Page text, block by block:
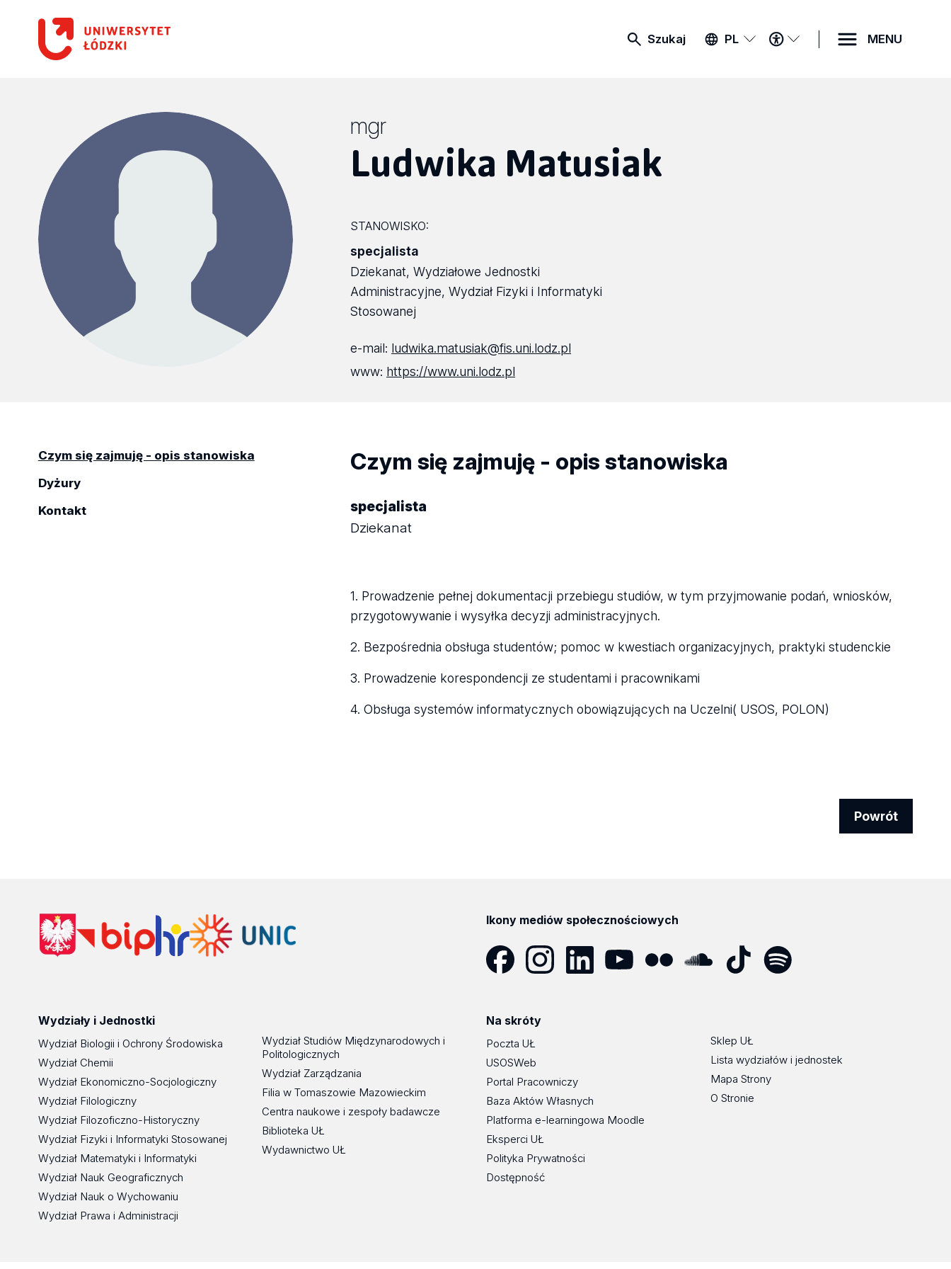
Szukaj PL
MENU
DOSTĘPNOŚCI
MENU
mgr
Ludwika Matusiak
STANOWISKO:
specjalista
Dziekanat, Wydziałowe Jednostki
Administracyjne, Wydział Fizyki i Informatyki
Stosowanej
e-mail: ludwika.matusiak@fis.uni.lodz.pl
www: https://www.uni.lodz.pl
Czym się zajmuję - opis stanowiska
Dyżury
Kontakt
Czym się zajmuję - opis stanowiska
specjalista
Dziekanat
1. Prowadzenie pełnej dokumentacji przebiegu studiów, w tym przyjmowanie podań, wniosków,
przygotowywanie i wysyłka decyzji administracyjnych.
2. Bezpośrednia obsługa studentów; pomoc w kwestiach organizacyjnych, praktyki studenckie
3. Prowadzenie korespondencji ze studentami i pracownikami
4. Obsługa systemów informatycznych obowiązujących na Uczelni( USOS, POLON)
Powrót
Ikony mediów społecznościowych
Wydziały i Jednostki
Wydział Biologii i Ochrony Środowiska
Wydział Chemii
Wydział Ekonomiczno-Socjologiczny
Wydział Filologiczny
Wydział Filozoficzno-Historyczny
Wydział Fizyki i Informatyki Stosowanej
Wydział Matematyki i Informatyki
Wydział Nauk Geograficznych
Wydział Nauk o Wychowaniu
Wydział Prawa i Administracji
Wydział Studiów Międzynarodowych i
Politologicznych
Wydział Zarządzania
Filia w Tomaszowie Mazowieckim
Centra naukowe i zespoły badawcze
Biblioteka UŁ
Wydawnictwo UŁ
Na skróty
Poczta UŁ
USOSWeb
Portal Pracowniczy
Baza Aktów Własnych
Platforma e-learningowa Moodle
Eksperci UŁ
Polityka Prywatności
Dostępność
Sklep UŁ
Lista wydziałów i jednostek
Mapa Strony
O Stronie